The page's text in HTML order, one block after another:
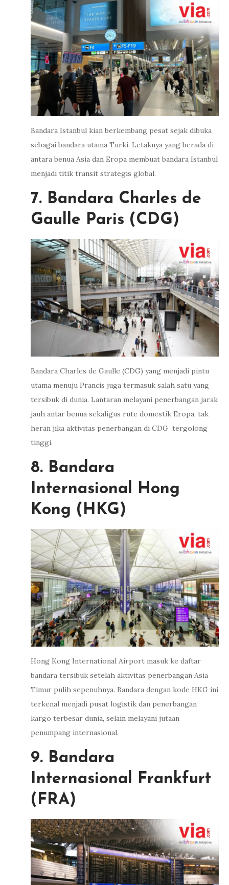
Bandara Istanbul kian berkembang pesat sejak dibuka
sebagai bandara utama Turki. Letaknya yang berada di
antara benua Asia dan Eropa membuat bandara Istanbul
menjadi titik transit strategis global.
7. Bandara Charles de
Gaulle Paris (CDG)
Bandara Charles de Gaulle (CDG) yang menjadi pintu
utama menuju Prancis juga termasuk salah satu yang
tersibuk di dunia. Lantaran melayani penerbangan jarak
jauh antar benua sekaligus rute domestik Eropa, tak
heran jika aktivitas penerbangan di CDG tergolong
tinggi.
8. Bandara
Internasional Hong
Kong (HKG)
Hong Kong International Airport masuk ke daftar
bandara tersibuk setelah aktivitas penerbangan Asia
Timur pulih sepenuhnya. Bandara dengan kode HKG ini
terkenal menjadi pusat logistik dan penerbangan
kargo terbesar dunia, selain melayani jutaan
penumpang internasional.
9. Bandara
Internasional Frankfurt
(FRA)